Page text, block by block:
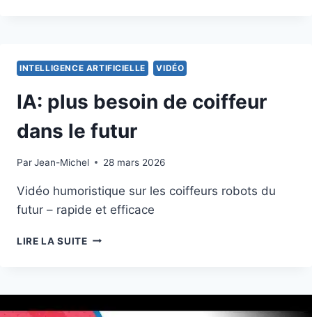
ALPINISME
?
AUX
2026
INTELLIGENCE ARTIFICIELLE VIDÉO
IA: plus besoin de coiffeur
dans le futur
ParJean-Michel
17 février 2026 28 mars 2026
Vidéo humoristique sur les coiffeurs robots du
futur – rapide et efficace
LIRE LA SUITEIA:
COIFFEUR
DANS